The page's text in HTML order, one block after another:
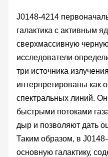
J0148-4214
галактика с активным
сверхмассивную
исследователи
три источника
интерпретированы как
спектральных линий.
быстрыми потоками
дыр и позволяют дать
Таким образом, в
основную галактику,